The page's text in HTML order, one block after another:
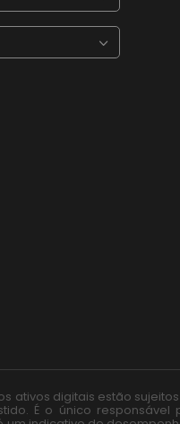
CHF
ativos digitais estão
É o único